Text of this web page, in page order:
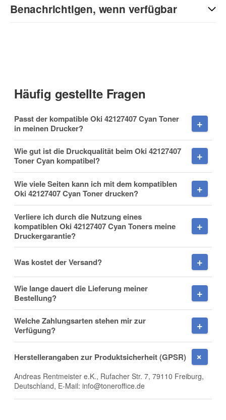
Anrede
Nachname
E-Mail
Telefon
Mobiltelefon
Fax
Benachrichtigen, wenn verfügbar
(* = Pflichtfelder)
Datenschutzerklärung
Benachrichtigung anfordern
Häufig gestellte Fragen
Passt der kompatible Oki 42127407 Cyan Toner
in meinen Drucker?
Wie gut ist die Druckqualität beim Oki 42127407
Toner Cyan kompatibel?
Wie viele Seiten kann ich mit dem kompatiblen
Oki 42127407 Cyan Toner drucken?
Verliere ich durch die Nutzung eines
kompatiblen Oki 42127407 Cyan Toners meine
Druckergarantie?
Was kostet der Versand?
Wie lange dauert die Lieferung meiner
Bestellung?
Welche Zahlungsarten stehen mir zur
Verfügung?
Herstellerangaben zur Produktsicherheit (GPSR)
Andreas Rentmeister e.K., Rufacher Str. 7, 79110 Freiburg,
Deutschland, E-Mail: info@toneroffice.de